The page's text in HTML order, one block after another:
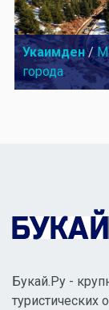
Укаимден/
города
Букай.Ру -
туристических